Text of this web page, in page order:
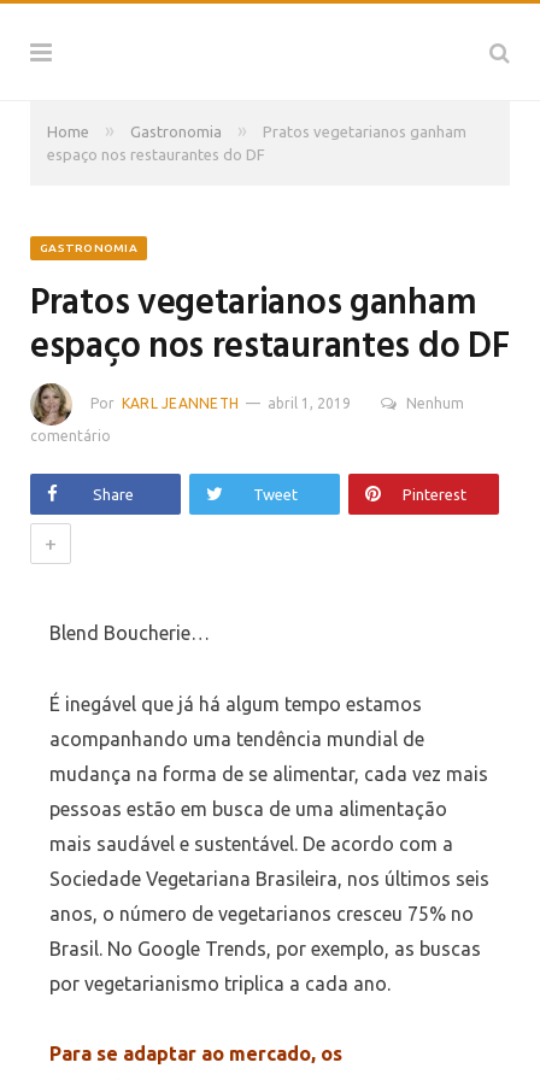
Home » Gastronomia »
Pratos vegetarianos ganham
espaço nos restaurantes do DF
GASTRONOMIA
Pratos vegetarianos ganham
espaço nos restaurantes do DF
Por KARL JEANNETH abril 1, 2019 Nenhum
comentário
Share Tweet Pinterest
+
Blend Boucherie…
É inegável que já há algum tempo estamos
acompanhando uma tendência mundial de
mudança na forma de se alimentar, cada vez mais
pessoas estão em busca de uma alimentação
mais saudável e sustentável. De acordo com a
Sociedade Vegetariana Brasileira, nos últimos seis
anos, o número de vegetarianos cresceu 75% no
Brasil. No Google Trends, por exemplo, as buscas
por vegetarianismo triplica a cada ano.
Para se adaptar ao mercado, os